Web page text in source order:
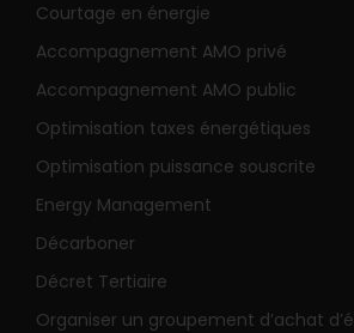
Courtage en énergie
Accompagnement AMO privé
Accompagnement AMO public
Optimisation taxes énergétiques
Optimisation puissance souscrite
Energy Management
Décarboner
Décret Tertiaire
Organiser un groupement d’achat